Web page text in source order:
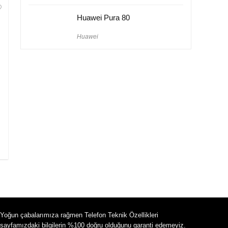
Huawei Pura 80
Huawei
Yoğun çabalarımıza rağmen Telefon Teknik Özellikleri
sayfamızdaki bilgilerin %100 doğru olduğunu garanti edemeyiz.